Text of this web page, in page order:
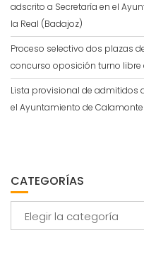
adscrito a Secretaría en el
la Real (Badajoz)
Proceso selectivo dos plazas
concurso oposición turno libre
Lista provisional de admitidos
el Ayuntamiento de Calamonte
CATEGORÍAS